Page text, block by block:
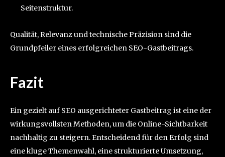
Seitenstruktur.
Qualität, Relevanz und technische Präzision sind die
Grundpfeiler eines erfolgreichen SEO-Gastbeitrags.
Fazit
Ein gezielt auf SEO ausgerichteter Gastbeitrag ist eine der
wirkungsvollsten Methoden, um die Online-Sichtbarkeit
nachhaltig zu steigern. Entscheidend für den Erfolg sind
eine kluge Themenwahl, eine strukturierte Umsetzung,